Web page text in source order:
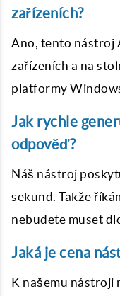
zařízeních?
Ano, tento nástroj
zařízeních a na
platformy
Jak rychle
odpověď?
Náš nástroj
sekund. Takže
nebudete muset
Jaká je cena
K našemu nástroji